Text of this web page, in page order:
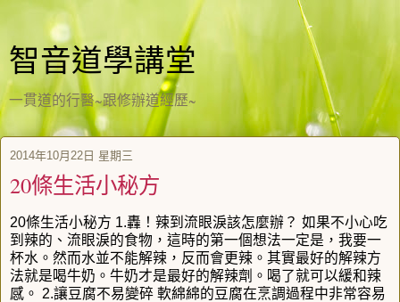
智音道學講堂
一貫道的行醫~跟修辦道經歷~
2014年10月22日 星期三
20條生活小秘方
20條生活小秘方 1.轟！辣到流眼淚該怎麼辦？ 如果不小心吃
到辣的、流眼淚的食物，這時的第一個想法一定是，我要一
杯水。然而水並不能解辣，反而會更辣。其實最好的解辣方
法就是喝牛奶。牛奶才是最好的解辣劑。喝了就可以緩和辣
感。 2.讓豆腐不易變碎 軟綿綿的豆腐在烹調過程中非常容易